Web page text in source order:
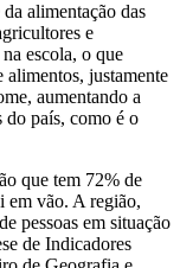
alimentação das
e
escola, o que
alimentos, justamente
aumentando a
do país, como é o
que tem 72% de
em vão. A região,
pessoas em situação
de Indicadores